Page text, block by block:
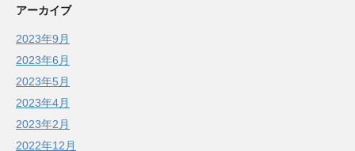
アーカイブ
2023年9月
2023年6月
2023年5月
2023年4月
2023年2月
2022年12月